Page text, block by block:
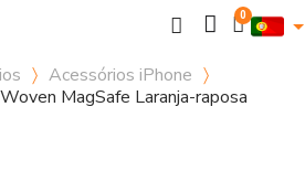
Acessórios iPhone
MagSafe Laranja-raposa